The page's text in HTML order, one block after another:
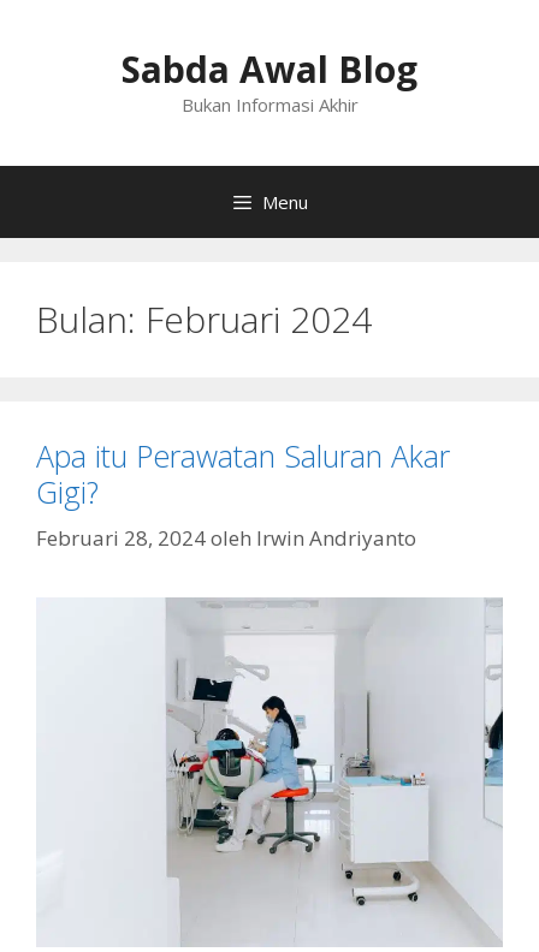
Sabda Awal Blog
Bukan Informasi Akhir
Menu
Bulan: Februari 2024
Apa itu Perawatan Saluran Akar
Gigi?
Februari 28, 2024oleh Irwin Andriyanto